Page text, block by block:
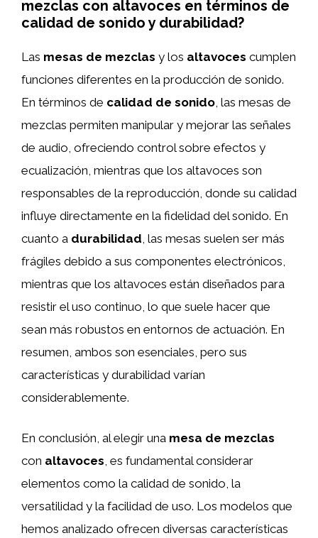
mezclas con altavoces en términos de
calidad de sonido y durabilidad?
Las mesas de mezclas y los altavoces cumplen
funciones diferentes en la producción de sonido.
En términos de calidad de sonido , las mesas de
mezclas permiten manipular y mejorar las señales
de audio, ofreciendo control sobre efectos y
ecualización, mientras que los altavoces son
responsables de la reproducción, donde su calidad
influye directamente en la fidelidad del sonido. En
cuanto a durabilidad , las mesas suelen ser más
frágiles debido a sus componentes electrónicos,
mientras que los altavoces están diseñados para
resistir el uso continuo, lo que suele hacer que
sean más robustos en entornos de actuación. En
resumen, ambos son esenciales, pero sus
características y durabilidad varían
considerablemente.
En conclusión, al elegir una mesa de mezclas
con altavoces, es fundamental considerar
elementos como la calidad de sonido, la
versatilidad y la facilidad de uso. Los modelos que
hemos analizado ofrecen diversas características